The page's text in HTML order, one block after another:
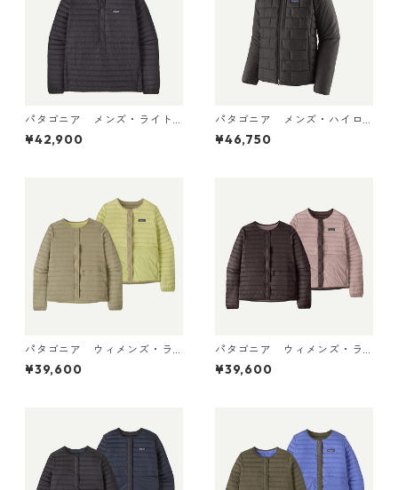
パタゴニア メンズ・ライト
ウェイト・ダウン・セータ
ー・プルオーバー Black 319
¥42,900
パタゴニア メンズ・ハイロ
フト・ナノ・パフ・フーデ
¥46,750
パタゴニア ウィメンズ・ラ
イトウェイト・リバーシブ
ル・ダウン・セーター・カー
¥39,600
パタゴニア ウィメンズ・ラ
イトウェイト・リバーシブ
ル・ダウン・セーター・カー
¥39,600